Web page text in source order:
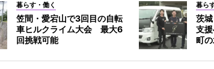
暮らす・働く
笠間・愛宕山で3回目の自転
車ヒルクライム大会 最大6
回挑戦可能
暮ら
茨
支
町